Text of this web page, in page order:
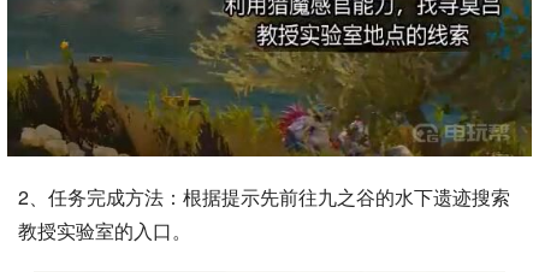
2、任务完成方法：根据提示先前往九之谷的水下遗迹搜索
教授实验室的入口。